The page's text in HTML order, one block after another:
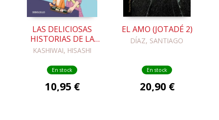
LAS DELICIOSAS
HISTORIAS DE LA
TABERNA
(TABERNA
KAMOGAWA 2)
KASHIWAI, HISASHI
En stock
10,95 €
EL AMO (JOTADÉ 2)
DÍAZ, SANTIAGO
En stock
20,90 €